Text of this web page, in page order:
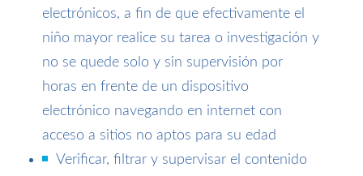
electrónicos, a fin de que efectivamente el
niño mayor realice su tarea o investigación y
no se quede solo y sin supervisión por
horas en frente de un dispositivo
electrónico navegando en internet con
acceso a sitios no aptos para su edad
Verificar, filtrar y supervisar el contenido